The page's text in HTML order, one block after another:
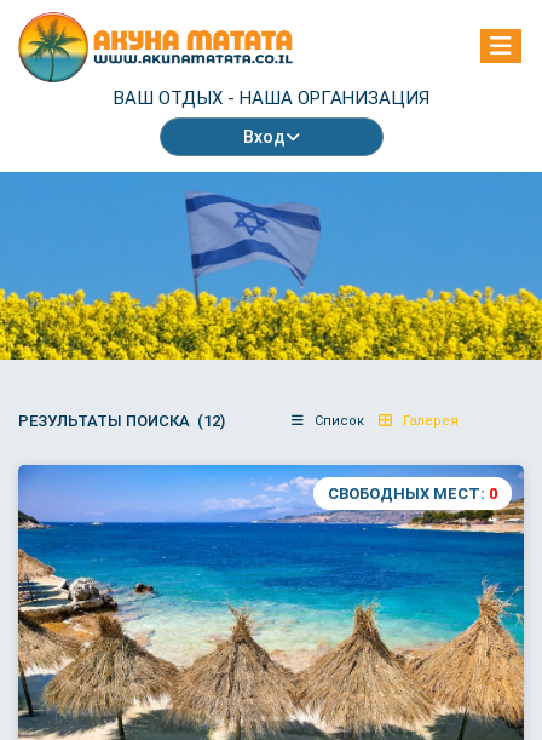
ВАШ ОТДЫХ - НАША ОРГАНИЗАЦИЯ
Вход
РЕЗУЛЬТАТЫ ПОИСКА (12) Список Галерея
СВОБОДНЫХ МЕСТ: 0